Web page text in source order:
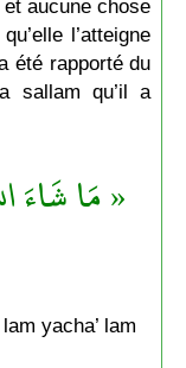
aucune chose
l’atteigne
été rapporté du
sallam qu’il a
« مَا شَاءَ
yacha’ lam